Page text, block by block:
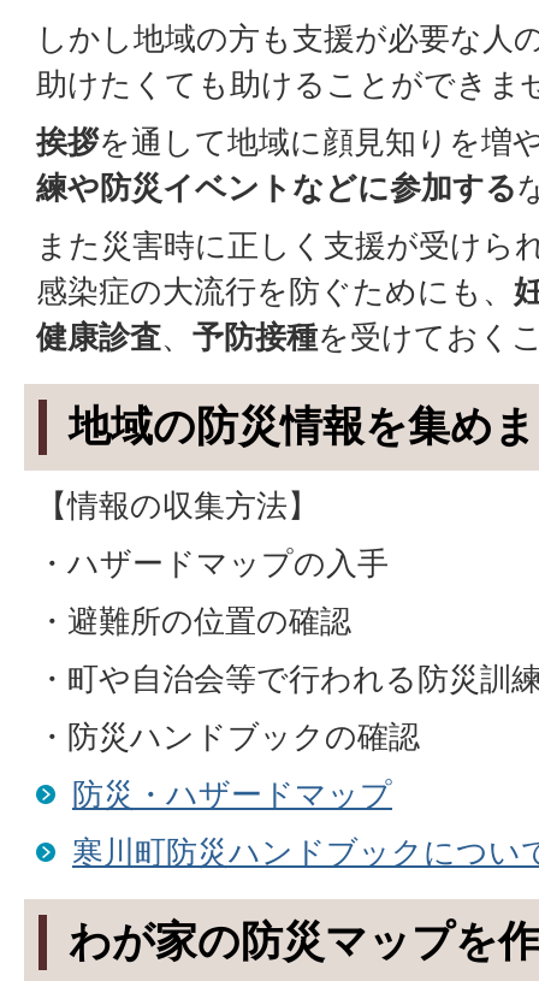
しかし地域の方も支援が必要な人
助けたくても助けることができま
挨拶を通して地域に顔見知りを増
練や防災イベントなどに参加する
また災害時に正しく支援が受けら
感染症の大流行を防ぐためにも、
健康診査、 予防接種を受けておく
地域の防災情報を集め
【情報の収集方法】
・ハザードマップの入手
・避難所の位置
・町や自治会等で行われる防災訓
・防災ハンドブックの確認
防災・ハザードマップ
寒川町防災ハンドブックについ
わが家の防災マップを